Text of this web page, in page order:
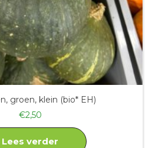
groen, klein (bio* EH)
€2,50
Lees verder